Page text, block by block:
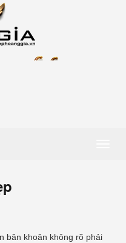
băn khoăn không rõ phải